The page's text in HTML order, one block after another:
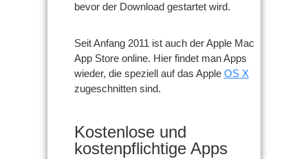
bevor der Download gestartet wird.
Seit Anfang 2011 ist auch der Apple Mac
App Store online. Hier findet man Apps
wieder, die speziell auf das Apple OS X
zugeschnitten sind.
Kostenlose und
kostenpflichtige Apps